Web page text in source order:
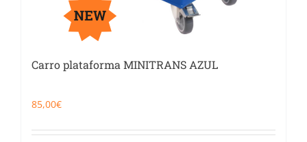
Carro plataforma MINITRANS AZUL
85,00€